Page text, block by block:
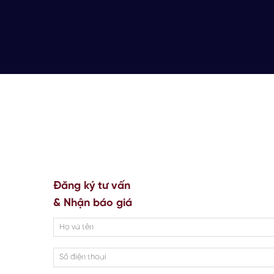
Đăng ký tư vấn
& Nhận báo giá